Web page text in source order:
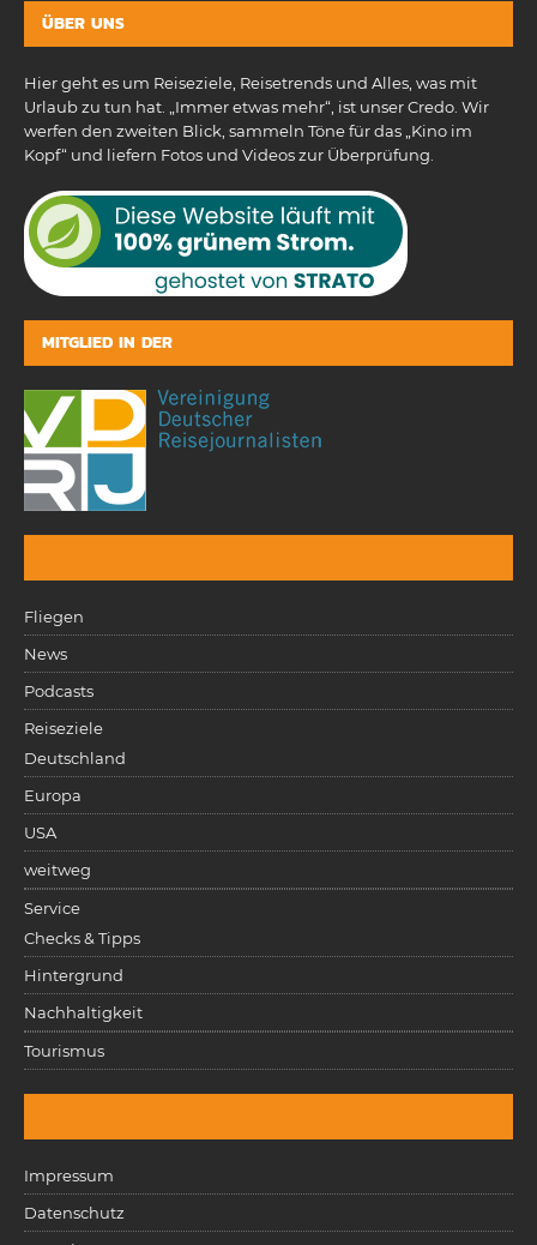
ÜBER UNS
Hier geht es um Reiseziele, Reisetrends und Alles, was mit
Urlaub zu tun hat. „Immer etwas mehr“, ist unser Credo. Wir
werfen den zweiten Blick, sammeln Töne für das „Kino im
Kopf“ und liefern Fotos und Videos zur Überprüfung.
MITGLIED IN DER
Fliegen
News
Podcasts
Reiseziele
Deutschland
Europa
USA
weitweg
Service
Checks & Tipps
Hintergrund
Nachhaltigkeit
Tourismus
Impressum
Datenschutz